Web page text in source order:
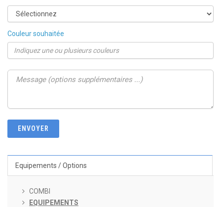
Couleur souhaitée
Equipements / Options
COMBI
EQUIPEMENTS